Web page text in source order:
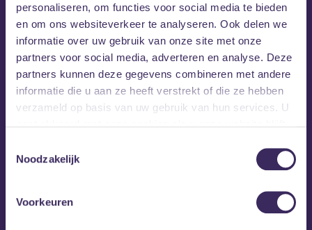
personaliseren, om functies voor social media te bieden
en om ons websiteverkeer te analyseren. Ook delen we
informatie over uw gebruik van onze site met onze
partners voor social media, adverteren en analyse. Deze
partners kunnen deze gegevens combineren met andere
informatie die u aan ze heeft verstrekt of die ze hebben
verzameld op basis van uw gebruik van hun services. U
Noodzakelijk
Voorkeuren
MEZZ tipt